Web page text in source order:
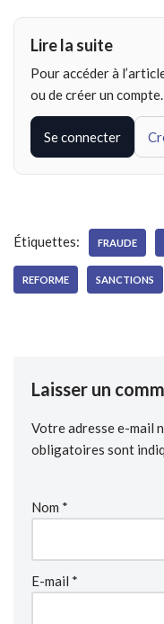
Lire la suite
Pour accéder à
ou de créer un compte.
Se connecter
Étiquettes: FRAUDE
REFORME SANCTIONS
Laisser un
Votre adresse e-mail
obligatoires sont
Nom *
E-mail *